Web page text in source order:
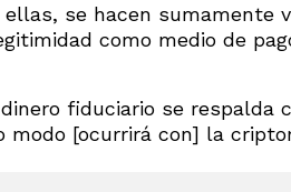
se hacen sumamente
como medio de
fiduciario se respalda
[ocurrirá con] la